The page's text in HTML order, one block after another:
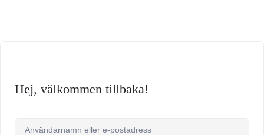
Hej, välkommen tillbaka!